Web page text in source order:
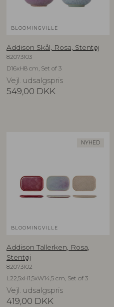
BLOOMINGVILLE
Addison Skål, Rosa, Stentøj
82073103
D16xH8 cm, Set of 3
Vejl. udsalgspris
549,00 DKK
NYHED
BLOOMINGVILLE
Addison Tallerken, Rosa,
Stentøj
82073102
L22,5xH1,5xW14,5 cm, Set of 3
Vejl. udsalgspris
419,00 DKK